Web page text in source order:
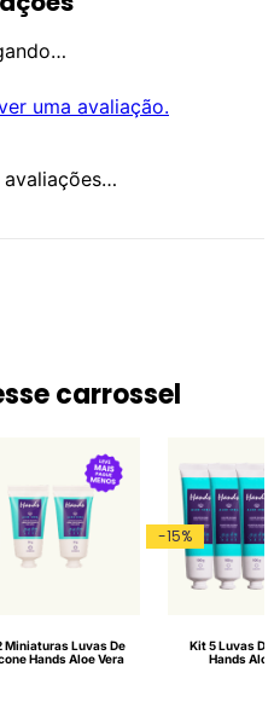
uma avaliação.
avaliações…
carrossel
Miniaturas Luvas De
Hands Aloe Vera
-15%
Kit 5 Luvas
Hands